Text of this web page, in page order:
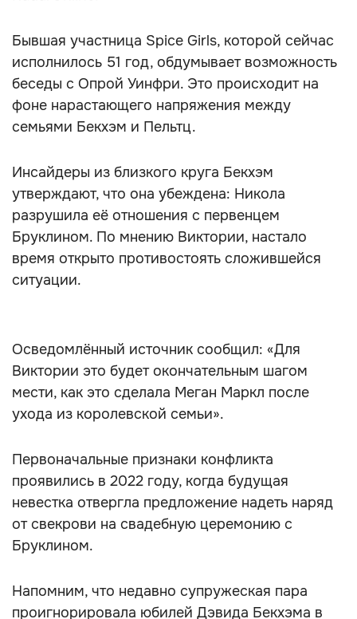
Бывшая участница Spice Girls, которой сейчас
исполнилось 51 год, обдумывает возможность
беседы с Опрой Уинфри. Это происходит на
фоне нарастающего напряжения между
семьями Бекхэм и Пельтц.
Инсайдеры из близкого круга Бекхэм
утверждают, что она убеждена: Никола
разрушила её отношения с первенцем
Бруклином. По мнению Виктории, настало
время открыто противостоять сложившейся
ситуации.
Осведомлённый источник сообщил: «Для
Виктории это будет окончательным шагом
мести, как это сделала Меган Маркл после
ухода из королевской семьи».
Первоначальные признаки конфликта
проявились в 2022 году, когда будущая
невестка отвергла предложение надеть наряд
от свекрови на свадебную церемонию с
Бруклином.
Напомним, что недавно супружеская пара
проигнорировала юбилей Дэвида Бекхэма в